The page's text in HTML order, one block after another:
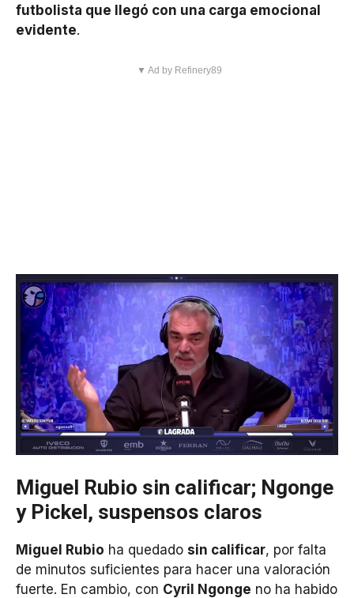
futbolista que llegó con una carga emocional
evidente.
▼ Ad by Refinery89
Miguel Rubio sin calificar; Ngonge
y Pickel, suspensos claros
Miguel Rubio ha quedado sin calificar, por falta
de minutos suficientes para hacer una valoración
fuerte. En cambio, con Cyril Ngonge no ha habido